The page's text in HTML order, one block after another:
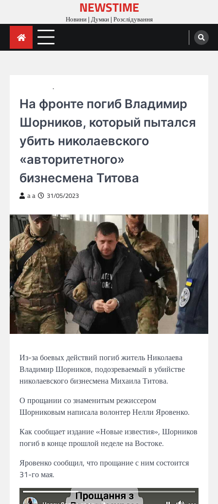
content
NEWSTIME
Новини | Думки | Розслідування
На фронте погиб Владимир
Шорников, который пытался
убить николаевского
«авторитетного»
бизнесмена Титова
a a 31/05/2023
Из-забоевых действий погиб житель Николаева
Владимир Шорников, подозреваемый в убийстве
николаевского бизнесмена Михаила Титова.
О прощании со знаменитым режиссером
Шорниковымнаписалаволонтер Нелли Яровенко.
Как сообщает издание «Новые известия», Шорников
погиб в конце прошлой неделена Востоке.
Яровенкосообщил, что прощание с ним состоится
31-гомая.